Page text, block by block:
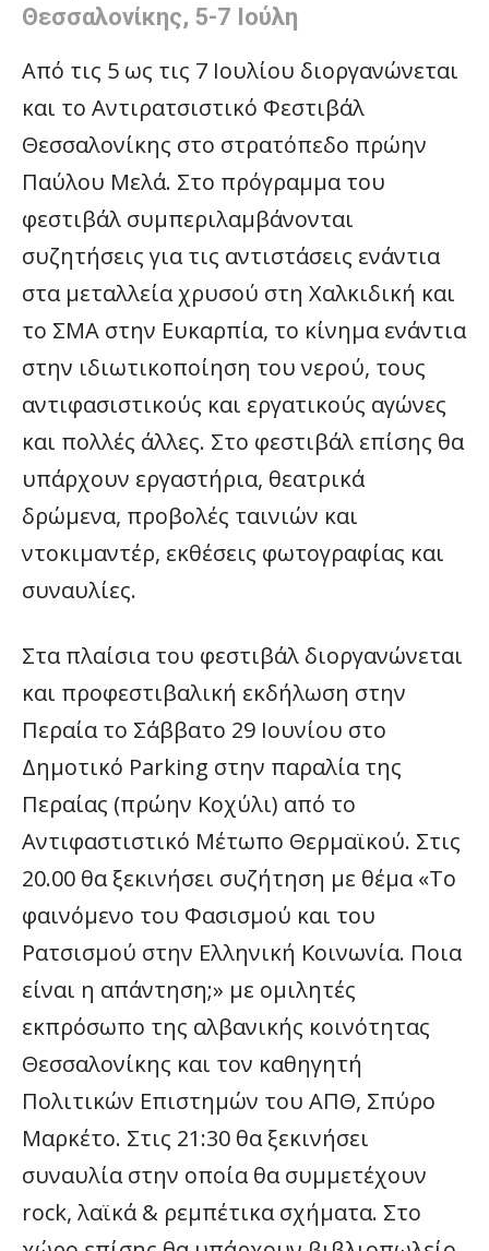
Θεσσαλονίκης, 5-7 Ιούλη
Από τις 5 ως τις 7 Ιουλίου διοργανώνεται
και το Αντιρατσιστικό Φεστιβάλ
Θεσσαλονίκης στο στρατόπεδο πρώην
Παύλου Μελά. Στο πρόγραμμα του
φεστιβάλ συμπεριλαμβάνονται
συζητήσεις για τις αντιστάσεις ενάντια
στα μεταλλεία χρυσού στη Χαλκιδική και
το ΣΜΑ στην Ευκαρπία, το κίνημα ενάντια
στην ιδιωτικοποίηση του νερού, τους
αντιφασιστικούς και εργατικούς αγώνες
και πολλές άλλες. Στο φεστιβάλ επίσης θα
υπάρχουν εργαστήρια, θεατρικά
δρώμενα, προβολές ταινιών και
ντοκιμαντέρ, εκθέσεις φωτογραφίας και
συναυλίες.
Στα πλαίσια του φεστιβάλ διοργανώνεται
και προφεστιβαλική εκδήλωση στην
Περαία το Σάββατο 29 Ιουνίου στο
Δημοτικό Parking στην παραλία της
Περαίας (πρώην Κοχύλι) από το
Αντιφαστιστικό Μέτωπο Θερμαϊκού. Στις
20.00 θα ξεκινήσει συζήτηση με θέμα «Το
φαινόμενο του Φασισμού και του
Ρατσισμού στην Ελληνική Κοινωνία. Ποια
είναι η απάντηση;» με ομιλητές
εκπρόσωπο της αλβανικής κοινότητας
Θεσσαλονίκης και τον καθηγητή
Πολιτικών Επιστημών του ΑΠΘ, Σπύρο
Μαρκέτο. Στις 21:30 θα ξεκινήσει
συναυλία στην οποία θα συμμετέχουν
rock, λαϊκά & ρεμπέτικα σχήματα. Στο